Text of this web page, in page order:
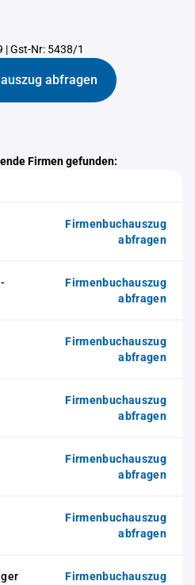
|Gst-Nr: 5438/1
abfragen
Firmen gefunden:
Firmenbuchauszug
abfragen
Firmenbuchauszug
abfragen
Firmenbuchauszug
abfragen
Firmenbuchauszug
abfragen
Firmenbuchauszug
abfragen
Firmenbuchauszug
abfragen
Firmenbuchauszug